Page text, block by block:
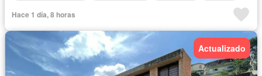
Hace 1 día, 8 horas
Actualizado